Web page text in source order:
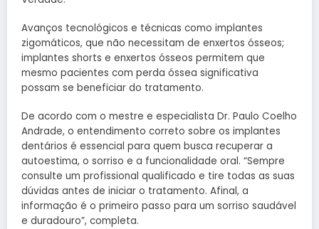
Avanços tecnológicos e técnicas como implantes
zigomáticos, que não necessitam de enxertos ósseos;
implantes shorts e enxertos ósseos permitem que
mesmo pacientes com perda óssea significativa
possam se beneficiar do tratamento.
De acordo com o mestre e especialista Dr. Paulo Coelho
Andrade, o entendimento correto sobre os implantes
dentários é essencial para quem busca recuperar a
autoestima, o sorriso e a funcionalidade oral. “Sempre
consulte um profissional qualificado e tire todas as suas
dúvidas antes de iniciar o tratamento. Afinal, a
informação é o primeiro passo para um sorriso saudável
e duradouro”, completa.